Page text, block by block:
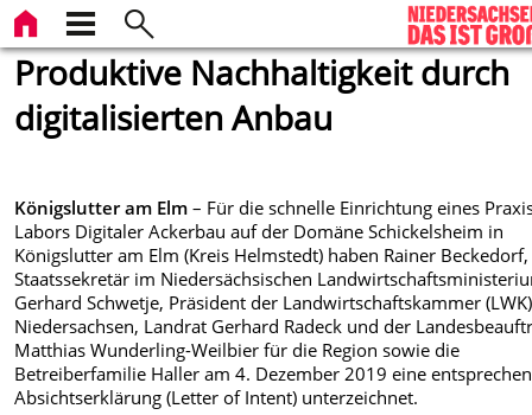
Produktive Nachhaltigkeit durch
digitalisierten Anbau
Königslutter am Elm – Für die schnelle Einrichtung eines
Labors Digitaler Ackerbau auf der Domäne Schickelsheim in
Königslutter am Elm (Kreis Helmstedt) haben Rainer Beckedorf,
Staatssekretär im Niedersächsischen
Gerhard Schwetje, Präsident der Landwirtschaftskammer (LWK)
Niedersachsen, Landrat Gerhard Radeck und der
Matthias Wunderling-Weilbier für die Region sowie die
Betreiberfamilie Haller am 4. Dezember 2019 eine
Absichtserklärung (Letter of Intent) unterzeichnet.